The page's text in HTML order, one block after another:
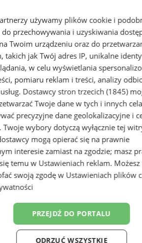
drogowa w Wodzisławiu
remont ulicy Mendego?
używamy plików cookie i
przechowywania i uzyskiwania
Twoim urządzeniu oraz do
takich jak Twój adres IP, unikalne
w celu wyświetlania
pomiaru reklam i treści, analizy
Dostawcy stron trzecich (1845)
Twoje dane w tych i innych
precyzyjne dane geolokalizacyjne i
Twoje wybory dotyczą wyłącznie tej
mogą opierać się na prawnie
interesie zamiast na zgodzie; masz
temu wUstawieniach reklam.
swoją zgodę w Ustawieniach plików
PRZEJDŹ DO PORTALU
ODRZUĆ WSZYSTKIE